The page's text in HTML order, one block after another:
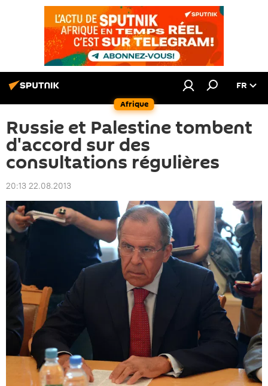
Afrique
FR
Russie et Palestine tombent
d'accord sur des
consultations régulières
20:13 22.08.2013